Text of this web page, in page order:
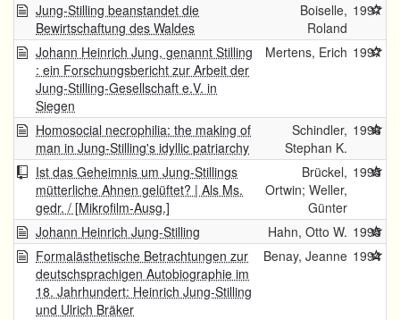
Jung-Stilling beanstandet die
Bewirtschaftung des Waldes
Boiselle,
Roland
1997
Johann Heinrich Jung, genannt Stilling
: ein Forschungsbericht zur Arbeit der
Jung-Stilling-Gesellschaft e.V. in
Siegen
Mertens, Erich 1997
Homosocial necrophilia: the making of
man in Jung-Stilling's idyllic patriarchy
Schindler,
Stephan K.
1996
Ist das Geheimnis um Jung-Stillings
mütterliche Ahnen gelüftet? | Als Ms.
gedr. / [Mikrofilm-Ausg.]
Brückel,
Ortwin; Weller,
Günter
1995
Johann Heinrich Jung-Stilling Hahn, Otto W. 1995
Formalästhetische Betrachtungen zur
deutschsprachigen Autobiographie im
18. Jahrhundert: Heinrich Jung-Stilling
und Ulrich Bräker
Benay, Jeanne 1994